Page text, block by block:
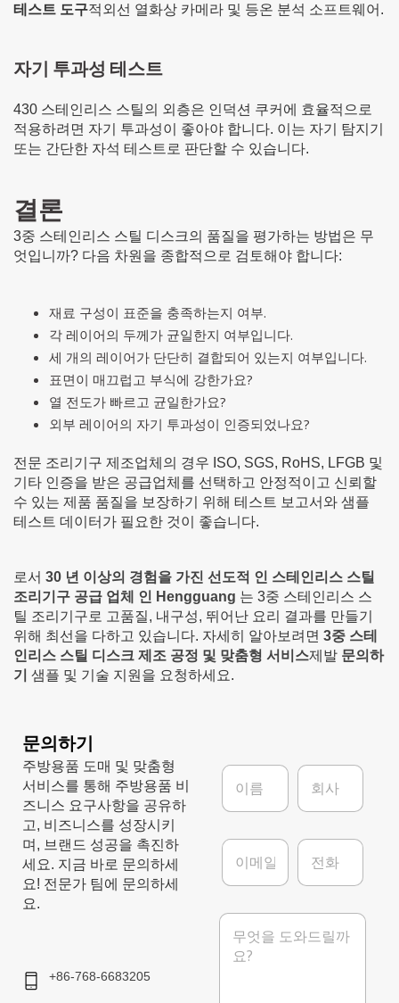
테스트 도구적외선 열화상 카메라 및 등온 분석 소프트웨어.
자기 투과성 테스트
430 스테인리스 스틸의 외층은 인덕션 쿠커에 효율적으로
적용하려면 자기 투과성이 좋아야 합니다. 이는 자기 탐지기
또는 간단한 자석 테스트로 판단할 수 있습니다.
결론
3중 스테인리스 스틸 디스크의 품질을 평가하는 방법은 무
엇입니까? 다음 차원을 종합적으로 검토해야 합니다:
재료 구성이 표준을 충족하는지 여부.
각 레이어의 두께가 균일한지 여부입니다.
세 개의 레이어가 단단히 결합되어 있는지 여부입니다.
표면이 매끄럽고 부식에 강한가요?
열 전도가 빠르고 균일한가요?
외부 레이어의 자기 투과성이 인증되었나요?
전문 조리기구 제조업체의 경우 ISO, SGS, RoHS, LFGB 및
기타 인증을 받은 공급업체를 선택하고 안정적이고 신뢰할
수 있는 제품 품질을 보장하기 위해 테스트 보고서와 샘플
테스트 데이터가 필요한 것이 좋습니다.
로서 30 년 이상의 경험을 가진 선도적 인 스테인리스 스틸
조리기구 공급 업체 인 Hengguang 는 3중 스테인리스 스
틸 조리기구로 고품질, 내구성, 뛰어난 요리 결과를 만들기
위해 최선을 다하고 있습니다. 자세히 알아보려면 3중 스테
인리스 스틸 디스크 제조 공정 및 맞춤형 서비스제발 문의하
기 샘플 및 기술 지원을 요청하세요.
문의하기
주방용품 도매 및 맞춤형
서비스를 통해 주방용품 비
즈니스 요구사항을 공유하
고, 비즈니스를 성장시키
며, 브랜드 성공을 촉진하
세요. 지금 바로 문의하세
요! 전문가 팀에 문의하세
요.
+86-768-6683205
이
*
회
이
일
전
메